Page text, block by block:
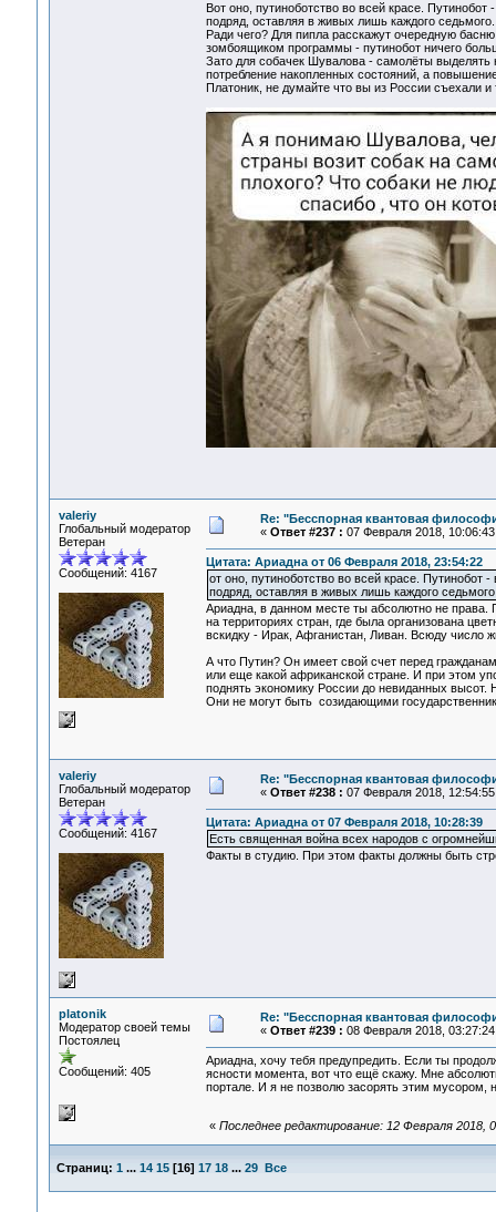
Вот оно, путиноботство во всей красе.
подряд, оставляя в живых лишь каждого седьмого.
Ради чего? Для пипла расскажут очередную
зомбоящиком программы - путинобот ничего
Зато для собачек Шувалова - самолёты выделять
потребление накопленных состояний, а
Платоник, не думайте что вы из России съехали
valeriy
Глобальный модератор
Ветеран
Сообщений: 4167
Re: "Бесспорная квантовая
« Ответ #237 : 07 Февраля 2018,
Цитата: Ариадна от 06 Февраля 2018, 23:54:22
от оно, путиноботство во всей красе. Путинобот
подряд, оставляя в живых лишь каждого
Ариадна, в данном месте ты абсолютно не
на территориях стран, где была организована
вскидку - Ирак, Афганистан, Ливан. Всюду число
А что Путин? Он имеет свой счет перед
или еще какой африканской стране. И при этом
поднять экономику России до невиданных
Они не могут быть созидающими
valeriy
Глобальный модератор
Ветеран
Сообщений: 4167
Re: "Бесспорная квантовая
« Ответ #238 : 07 Февраля 2018,
Цитата: Ариадна от 07 Февраля 2018, 10:28:39
Есть священная война всех народов с
Факты в студию. При этом факты должны быть
platonik
Модератор своей темы
Постоялец
Сообщений: 405
Re: "Бесспорная квантовая
« Ответ #239 : 08 Февраля 2018,
Ариадна, хочу тебя предупредить. Если ты
ясности момента, вот что ещё скажу. Мне
портале. И я не позволю засорять этим мусором,
« Последнее редактирование: 12 Февраля 2018,
Страниц: 1 ... 14 15[16] 17 18 ... 29 Все